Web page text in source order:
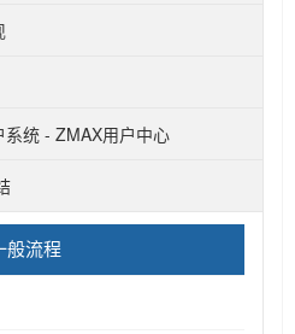
统 - ZMAX用户中心
般流程